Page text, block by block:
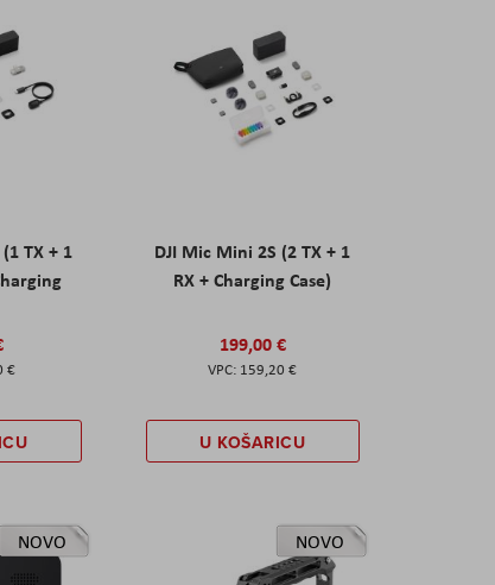
TX + 1
€
DJI Mic Mini 2S (2 TX + 1
RX + Charging Case)
199,00 €
159,20 €
U KOŠARICU
NOVO NOVO